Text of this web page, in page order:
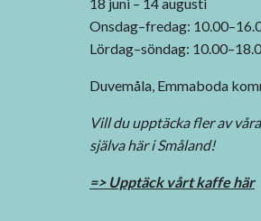
Onsdag–fredag:
Lördag–söndag:
Duvemåla, Emmaboda
Vill du upptäcka fler av
själva här i Småland!
=> Upptäck vårt kaffe här